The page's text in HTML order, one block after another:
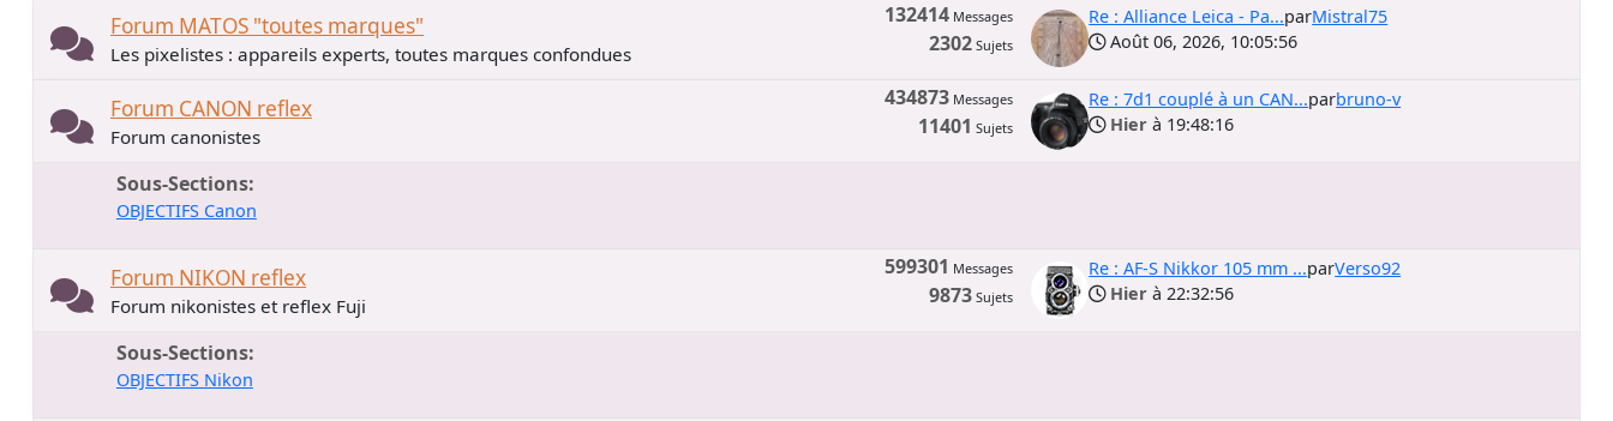
Forum MATOS "toutes marques"
Les pixelistes : appareils experts, toutes marques confondues
132414 Messages
2302 Sujets
Re : Alliance Leica - Pa...parMistral75
Août 06, 2026, 10:05:56
Forum CANON reflex
Forum canonistes
434873 Messages
11401 Sujets
Re : 7d1 couplé à un CAN...parbruno-v
Hier à 19:48:16
Sous-Sections
OBJECTIFS Canon
Forum NIKON reflex
Forum nikonistes et reflex Fuji
599301 Messages
9873 Sujets
Re : AF-S Nikkor 105 mm ...parVerso92
Hier à 22:32:56
Sous-Sections
OBJECTIFS Nikon